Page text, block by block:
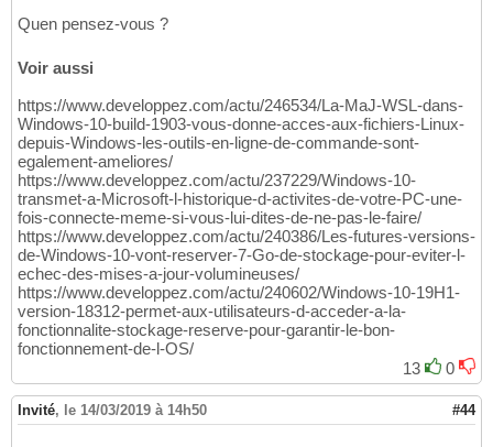
Quen pensez-vous ?
Voir aussi
https://www.developpez.com/actu/246534/La-MaJ-WSL-dans-
Windows-10-build-1903-vous-donne-acces-aux-fichiers-Linux-
depuis-Windows-les-outils-en-ligne-de-commande-sont-
egalement-ameliores/
https://www.developpez.com/actu/237229/Windows-10-
transmet-a-Microsoft-l-historique-d-activites-de-votre-PC-une-
fois-connecte-meme-si-vous-lui-dites-de-ne-pas-le-faire/
https://www.developpez.com/actu/240386/Les-futures-versions-
de-Windows-10-vont-reserver-7-Go-de-stockage-pour-eviter-l-
echec-des-mises-a-jour-volumineuses/
https://www.developpez.com/actu/240602/Windows-10-19H1-
version-18312-permet-aux-utilisateurs-d-acceder-a-la-
fonctionnalite-stockage-reserve-pour-garantir-le-bon-
fonctionnement-de-l-OS/
13
0
Invité, le 14/03/2019 à 14h50 #44